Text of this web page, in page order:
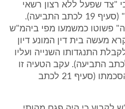
"צד שפעל ללא רצון רשאי
לבטל הסכם שחתם עליו" (סעיף 19 לכתב התביעה).
פשוטו כמשמעו מפי ביהמ"ש
מעשה בית דין המונע דיון
התנגדותו השנייה ועליו
אותה (סעיף 20 לכתב התביעה). עקב הטעיה זו
רשאי התובע לבטל את הסכמתו (סעיף 21 לכתב